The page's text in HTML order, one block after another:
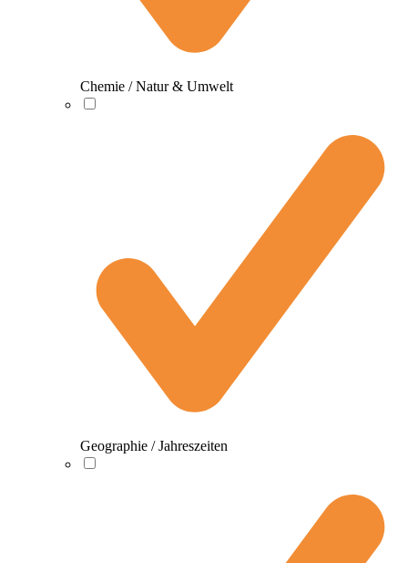
Chemie / Natur & Umwelt
Geographie / Jahreszeiten